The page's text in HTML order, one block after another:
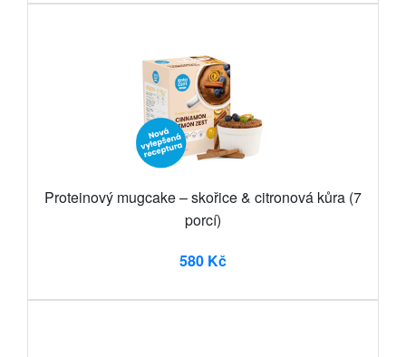
Proteinový mugcake – skořice & citronová kůra (7
porcí)
580 Kč